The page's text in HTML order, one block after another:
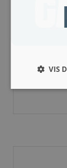
VIS